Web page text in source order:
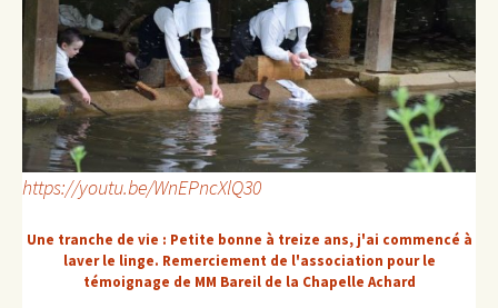
https://youtu.be/WnEPncXlQ30
Une tranche de vie : Petite bonne à treize ans, j'ai commencé à
laver le linge. Remerciement de l'association pour le
témoignage de MM Bareil de la Chapelle Achard